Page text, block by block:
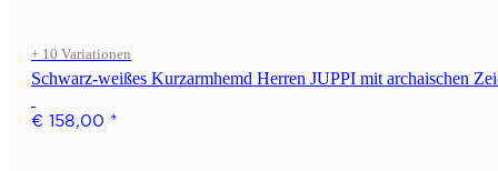
+ 10 Variationen
Schwarz-weißes Kurzarmhemd Herren JUPPI mit archaischen
€ 158,00 *